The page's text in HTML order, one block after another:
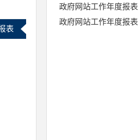
表
政府网站工作年度报
政府网站工作年度报